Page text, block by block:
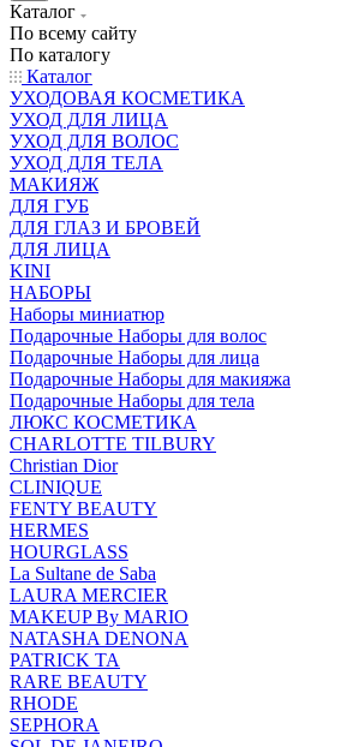
Каталог
По всему сайту
По каталогу
Каталог
УХОДОВАЯ КОСМЕТИКА
УХОД ДЛЯ ЛИЦА
УХОД ДЛЯ ВОЛОС
УХОД ДЛЯ ТЕЛА
МАКИЯЖ
ДЛЯ ГУБ
ДЛЯ ГЛАЗ И БРОВЕЙ
ДЛЯ ЛИЦА
KINI
НАБОРЫ
Наборы миниатюр
Подарочные Наборы для волос
Подарочные Наборы для лица
Подарочные Наборы для макияжа
Подарочные Наборы для тела
ЛЮКС КОСМЕТИКА
CHARLOTTE TILBURY
Christian Dior
CLINIQUE
FENTY BEAUTY
HERMES
HOURGLASS
La Sultane de Saba
LAURA MERCIER
MAKEUP By MARIO
NATASHA DENONA
PATRICK TA
RARE BEAUTY
RHODE
SEPHORA